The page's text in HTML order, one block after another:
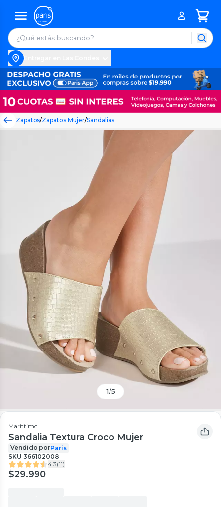
Zapatos/Zapatos Mujer/Sandalias
1/5
Marittimo
Sandalia Textura Croco Mujer
Vendido porParis
SKU 366102008
4.3(11)
$29.990